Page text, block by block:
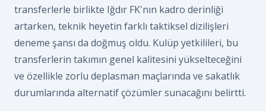
transferlerle birlikte Iğdır FK'nın kadro derinliği
artarken, teknik heyetin farklı taktiksel dizilişleri
deneme şansı da doğmuş oldu. Kulüp yetkilileri, bu
transferlerin takımın genel kalitesini yükselteceğini
ve özellikle zorlu deplasman maçlarında ve sakatlık
durumlarında alternatif çözümler sunacağını belirtti.